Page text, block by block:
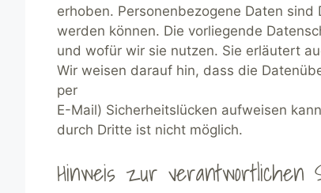
erhoben. Personenbezogene Daten
werden können. Die vorliegende
und wofür wir sie nutzen. Sie erläutert
Wir weisen darauf hin, dass die
per
E-Mail) Sicherheitslücken aufweisen
durch Dritte ist nicht möglich.
Hinweis zur verantwortlichen